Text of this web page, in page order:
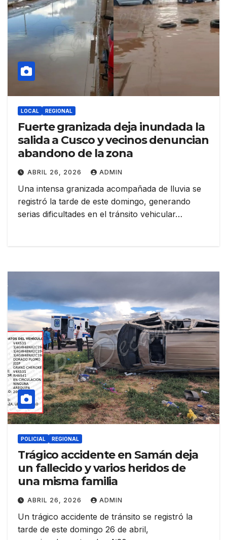
LOCAL REGIONAL
Fuerte granizada deja inundada la
salida a Cusco y vecinos denuncian
abandono de la zona
ABRIL 26, 2026 ADMIN
Una intensa granizada acompañada de lluvia se
registró la tarde de este domingo, generando
serias dificultades en el tránsito vehicular…
POLICIAL REGIONAL
Trágico accidente en Samán deja
un fallecido y varios heridos de
una misma familia
ABRIL 26, 2026 ADMIN
Un trágico accidente de tránsito se registró la
tarde de este domingo 26 de abril,